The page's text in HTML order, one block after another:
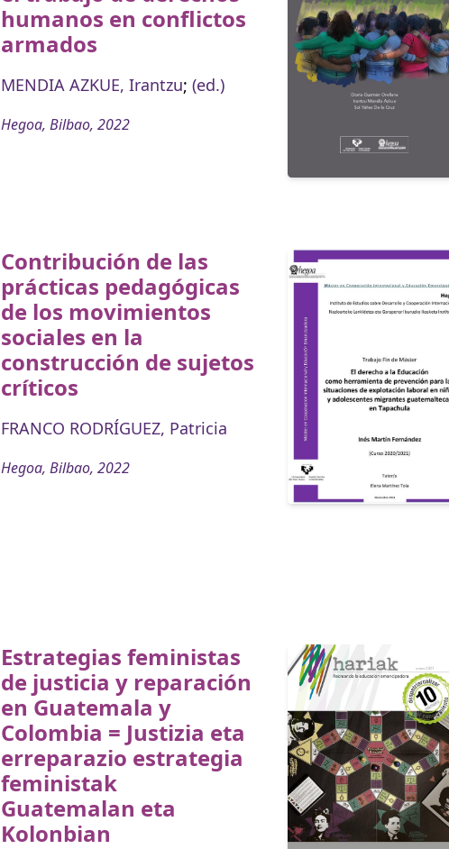
humanos en conflictos
armados
MENDIA AZKUE, Irantzu; (ed.)
Hegoa, Bilbao, 2022
Contribución de las
prácticas pedagógicas
de los movimientos
sociales en la
construcción de sujetos
críticos
FRANCO RODRÍGUEZ, Patricia
Hegoa, Bilbao, 2022
Estrategias feministas
de justicia y reparación
en Guatemala y
Colombia = Justizia eta
erreparazio estrategia
feministak
Guatemalan eta
Kolonbian